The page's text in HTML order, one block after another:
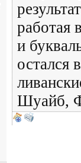
работая
и
остался
Шуайб,